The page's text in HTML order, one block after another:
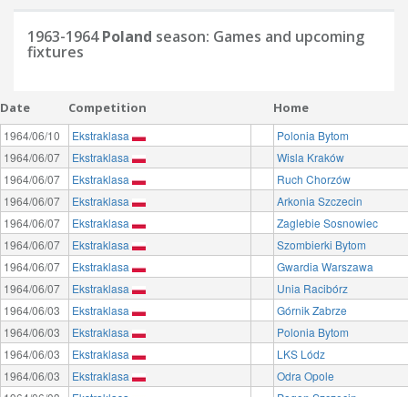
1963-1964Poland season: Games and upcoming
fixtures
Date Competition Home
1964/06/10 Ekstraklasa
Polonia Bytom
1964/06/07
Ekstraklasa
Wisla Kraków
1964/06/07
Ekstraklasa
Ruch Chorzów
1964/06/07
Ekstraklasa
Arkonia Szczecin
1964/06/07
Ekstraklasa
Zaglebie Sosnowiec
1964/06/07
Ekstraklasa
Szombierki Bytom
1964/06/07
Ekstraklasa
Gwardia Warszawa
1964/06/07
Ekstraklasa
Unia Racibórz
1964/06/03
Ekstraklasa
Górnik Zabrze
1964/06/03
Ekstraklasa
Polonia Bytom
1964/06/03
Ekstraklasa
LKS Lódz
1964/06/03
Ekstraklasa
Odra Opole